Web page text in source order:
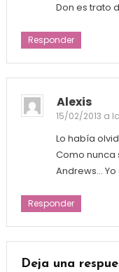
Don es trato
Responder
Alexis
15/02/2013 a
Lo había
Como nunca
Andrews…
Responder
Deja una